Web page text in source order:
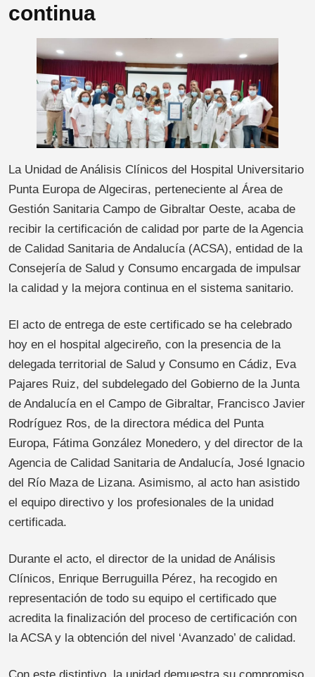
continua
La Unidad de Análisis Clínicos del Hospital Universitario
Punta Europa de Algeciras, perteneciente al Área de
Gestión Sanitaria Campo de Gibraltar Oeste, acaba de
recibir la certificación de calidad por parte de la Agencia
de Calidad Sanitaria de Andalucía (ACSA), entidad de la
Consejería de Salud y Consumo encargada de impulsar
la calidad y la mejora continua en el sistema sanitario.
El acto de entrega de este certificado se ha celebrado
hoy en el hospital algecireño, con la presencia de la
delegada territorial de Salud y Consumo en Cádiz, Eva
Pajares Ruiz, del subdelegado del Gobierno de la Junta
de Andalucía en el Campo de Gibraltar, Francisco Javier
Rodríguez Ros, de la directora médica del Punta
Europa, Fátima González Monedero, y del director de la
Agencia de Calidad Sanitaria de Andalucía, José Ignacio
del Río Maza de Lizana. Asimismo, al acto han asistido
el equipo directivo y los profesionales de la unidad
certificada.
Durante el acto, el director de la unidad de Análisis
Clínicos, Enrique Berruguilla Pérez, ha recogido en
representación de todo su equipo el certificado que
acredita la finalización del proceso de certificación con
la ACSA y la obtención del nivel ‘Avanzado’ de calidad.